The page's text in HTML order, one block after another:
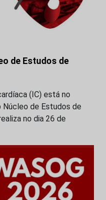
de Estudos de
(IC) está no
Núcleo de Estudos de
no dia 26 de